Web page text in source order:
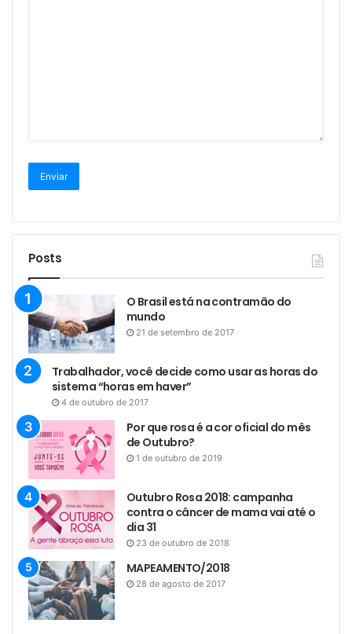
Posts
O Brasil está na contramão do
mundo
21 de setembro de 2017
Trabalhador, você decide como usar as horas do
sistema “horas em haver”
4 de outubro de 2017
Por que rosa é a cor oficial do mês
de Outubro?
1 de outubro de 2019
Outubro Rosa 2018: campanha
contra o câncer de mama vai até o
dia 31
23 de outubro de 2018
MAPEAMENTO/2018
28 de agosto de 2017